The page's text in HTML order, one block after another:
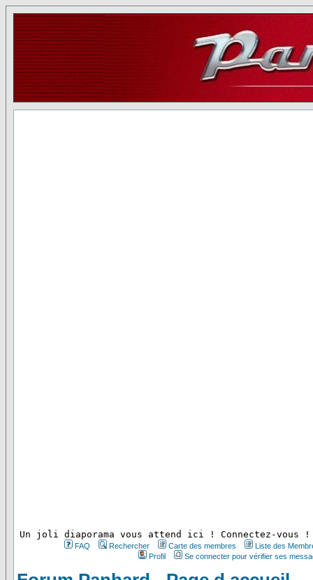
Un joli diaporama vous attend ici ! Connectez-vous !
FAQ Rechercher Carte des membres
Liste des
Profil
Se connecter pour vérifier ses